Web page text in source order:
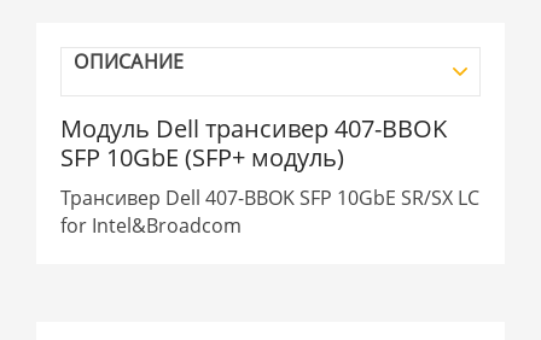
ОПИСАНИЕ
Модуль Dell трансивер 407-BBOK
SFP 10GbE (SFP+ модуль)
Трансивер Dell 407-BBOK SFP 10GbE SR/SX LC
for Intel&Broadcom